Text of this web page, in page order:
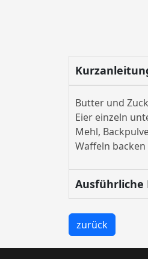
Butter und
Eier einzeln
Mehl,
Waffeln backen
Ausführliche
zurück